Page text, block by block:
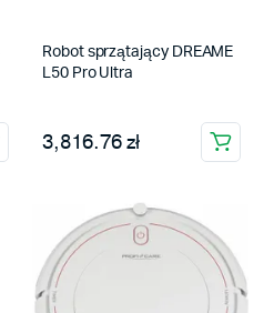
Robot sprzątający DREAME
L50 Pro Ultra
3,816.76 zł